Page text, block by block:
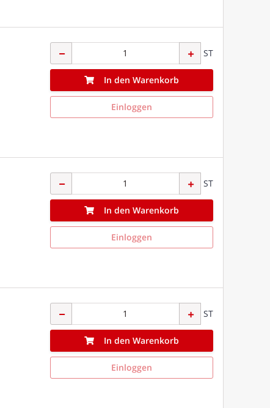
ST
In den Warenkorb
Einloggen
ST
In den Warenkorb
Einloggen
ST
In den Warenkorb
Einloggen